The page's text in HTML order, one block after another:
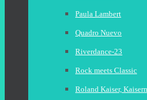
Paula Lambert
Quadro Nuevo
Riverdance-23
Rock meets Classic
Roland Kaiser,